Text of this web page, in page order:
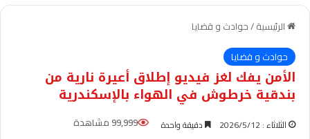
الرئيسية/حوادث و قضايا
حوادث و قضايا
الأمن يفك لغز فيديو إطلاق أعيرة نارية من
بندقية خرطوش في الهواء بالإسكندرية
الثلاثاء : 2026/5/12 دقيقة واحدة
99,999 مشاهدة